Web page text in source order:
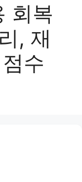
회복
, 재
수